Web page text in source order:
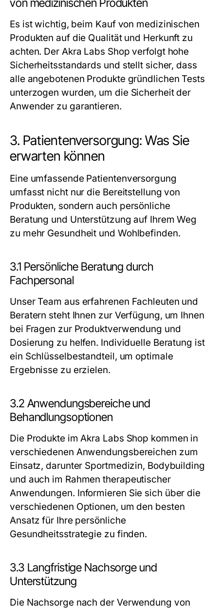
von medizinischen Produkten
Es ist wichtig, beim Kauf von medizinischen
Produkten auf die Qualität und Herkunft zu
achten. Der Akra Labs Shop verfolgt hohe
Sicherheitsstandards und stellt sicher, dass
alle angebotenen Produkte gründlichen Tests
unterzogen wurden, um die Sicherheit der
Anwender zu garantieren.
3. Patientenversorgung: Was Sie
erwarten können
Eine umfassende Patientenversorgung
umfasst nicht nur die Bereitstellung von
Produkten, sondern auch persönliche
Beratung und Unterstützung auf Ihrem Weg
zu mehr Gesundheit und Wohlbefinden.
3.1 Persönliche Beratung durch
Fachpersonal
Unser Team aus erfahrenen Fachleuten und
Beratern steht Ihnen zur Verfügung, um Ihnen
bei Fragen zur Produktverwendung und
Dosierung zu helfen. Individuelle Beratung ist
ein Schlüsselbestandteil, um optimale
Ergebnisse zu erzielen.
3.2 Anwendungsbereiche und
Behandlungsoptionen
Die Produkte im Akra Labs Shop kommen in
verschiedenen Anwendungsbereichen zum
Einsatz, darunter Sportmedizin, Bodybuilding
und auch im Rahmen therapeutischer
Anwendungen. Informieren Sie sich über die
verschiedenen Optionen, um den besten
Ansatz für Ihre persönliche
Gesundheitsstrategie zu finden.
3.3 Langfristige Nachsorge und
Unterstützung
Die Nachsorge nach der Verwendung von